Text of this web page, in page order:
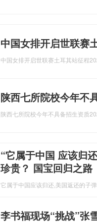
中国女排开启世联赛
中国女排开启世联赛土耳其站征程
陕西七所院校今年不
陕西七所院校今年不具备招生资质
“它属于中国 应该归
珍贵？ 国宝回归之路
它属于中国应该归还,美国返还的子
李书福现场“挑战”张